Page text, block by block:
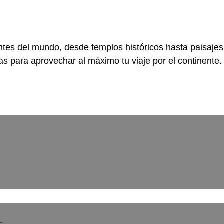
del mundo, desde templos históricos hasta
para aprovechar al máximo tu viaje por el